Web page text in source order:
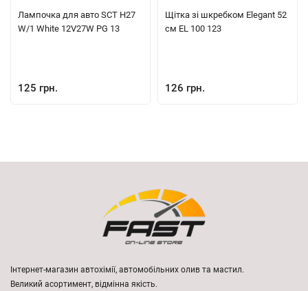
Лампочка для авто SCT H27
W/1 White 12V27W PG 13
125 грн.
Щітка зі шкребком Elegant 52
см EL 100 123
126 грн.
Інтернет-магазин автохімії, автомобільних олив та мастил.
Великий асортимент, відмінна якість.